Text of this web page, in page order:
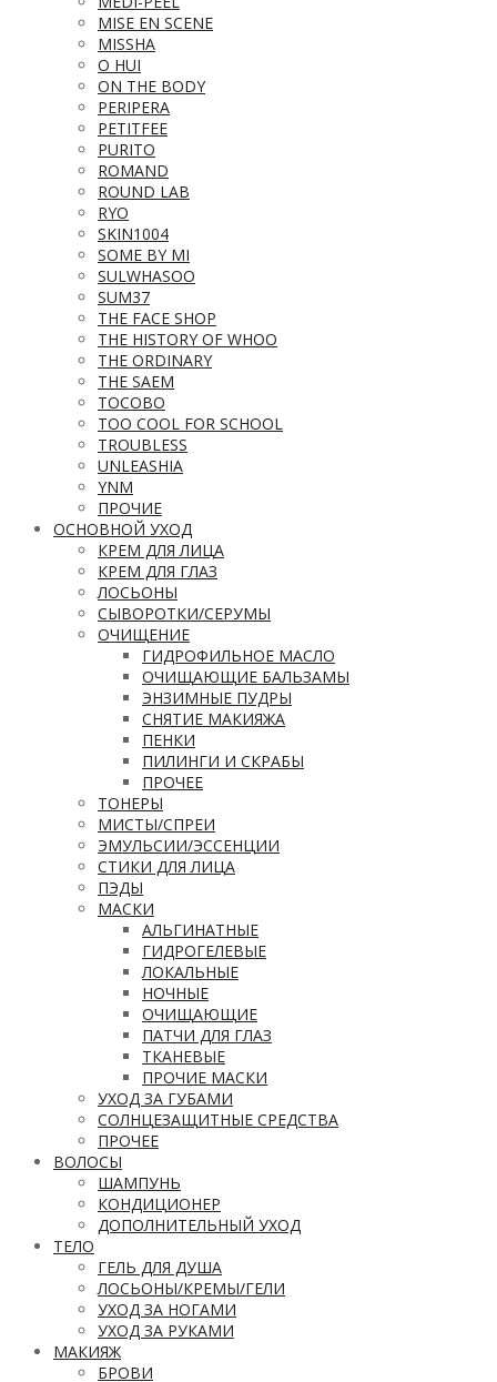
MISE EN SCENE
MISSHA
O HUI
ON THE BODY
PERIPERA
PETITFEE
PURITO
ROMAND
ROUND LAB
RYO
SKIN1004
SOME BY MI
SULWHASOO
SUM37
THE FACE SHOP
THE HISTORY OF WHOO
THE ORDINARY
THE SAEM
TOCOBO
TOO COOL FOR SCHOOL
TROUBLESS
UNLEASHIA
YNM
ПРОЧИЕ
ОСНОВНОЙ УХОД
КРЕМ ДЛЯ ЛИЦА
КРЕМ ДЛЯ ГЛАЗ
ЛОСЬОНЫ
СЫВОРОТКИ/СЕРУМЫ
ОЧИЩЕНИЕ
ГИДРОФИЛЬНОЕ МАСЛО
ОЧИЩАЮЩИЕ БАЛЬЗАМЫ
ЭНЗИМНЫЕ ПУДРЫ
СНЯТИЕ МАКИЯЖА
ПЕНКИ
ПИЛИНГИ И СКРАБЫ
ПРОЧЕЕ
ТОНЕРЫ
МИСТЫ/СПРЕИ
ЭМУЛЬСИИ/ЭССЕНЦИИ
СТИКИ ДЛЯ ЛИЦА
ПЭДЫ
МАСКИ
АЛЬГИНАТНЫЕ
ГИДРОГЕЛЕВЫЕ
ЛОКАЛЬНЫЕ
НОЧНЫЕ
ОЧИЩАЮЩИЕ
ПАТЧИ ДЛЯ ГЛАЗ
ТКАНЕВЫЕ
ПРОЧИЕ МАСКИ
УХОД ЗА ГУБАМИ
СОЛНЦЕЗАЩИТНЫЕ СРЕДСТВА
ПРОЧЕЕ
ВОЛОСЫ
ШАМПУНЬ
КОНДИЦИОНЕР
ДОПОЛНИТЕЛЬНЫЙ УХОД
ТЕЛО
ГЕЛЬ ДЛЯ ДУША
ЛОСЬОНЫ/КРЕМЫ/ГЕЛИ
УХОД ЗА НОГАМИ
УХОД ЗА РУКАМИ
МАКИЯЖ
БРОВИ